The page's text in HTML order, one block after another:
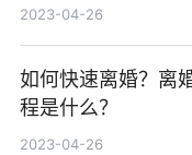
2023-04-26
如何快速离婚？离
程是什么？
2023-04-26